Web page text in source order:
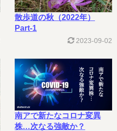
散歩道の秋（2022年）
Part-1
2023-09-02
南アで新たなコロナ変異
株…次なる強敵か？